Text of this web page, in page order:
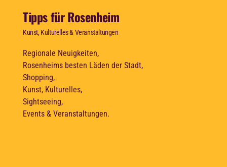
Tipps für Rosenheim
Kunst, Kulturelles & Veranstaltungen
Regionale Neuigkeiten,
Rosenheims besten Läden der Stadt,
Shopping,
Kunst, Kulturelles,
Sightseeing,
Events & Veranstaltungen.